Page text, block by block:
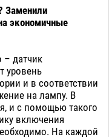
Заменили
экономичные
– датчик
уровень
и в соответствии
на лампу. В
и с помощью такого
включения
На каждой